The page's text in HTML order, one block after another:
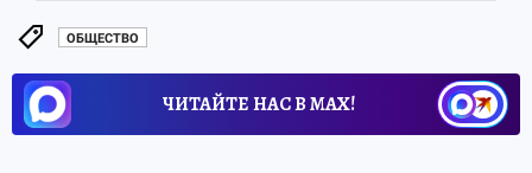
ОБЩЕСТВО
ЧИТАЙТЕ НАС В МАХ!